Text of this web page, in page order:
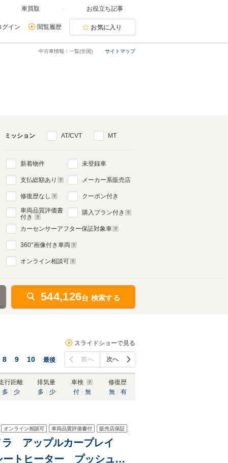
車買取 お役立ち記事
グイン 閲覧履歴 お気に入り
サイトマップ
中古車情報：一覧(全国)
ミッション AT/CVT MT
新着物件
支払総額あり
修復歴なし
車両品質評価書
付き
未登録車
メーカー系販売店
クーポン付き
購入プラン付き
カーセンサーアフター保証対象車
360°画像付き車両
オンライン相談可
544,126台 検索する
スライドショーで見る
8 9 10 最後 前へ 次へ
行距離
多
少
排気量
多
少
車検
付
無
修復歴
無
有
オンライン相談可 車両品質評価書付 販売店保証
ラ アップルカープレイ
トヒーター プッシュス